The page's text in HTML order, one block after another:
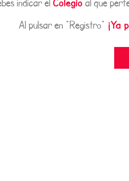
Al pulsar en “Registro” ¡Ya